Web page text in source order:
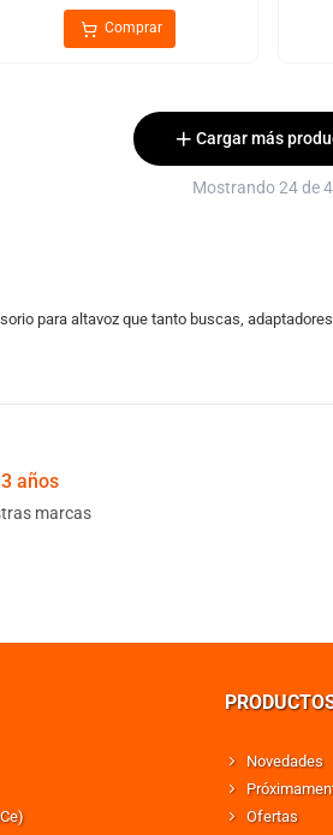
Comprar
Cargar más
Mostrando 24 de
para altavoz que tanto buscas,
años
marcas
Novedades
Ofertas